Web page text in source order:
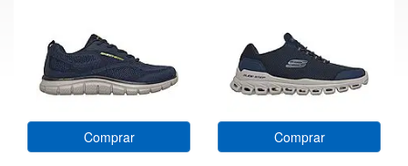
Comprar Comprar